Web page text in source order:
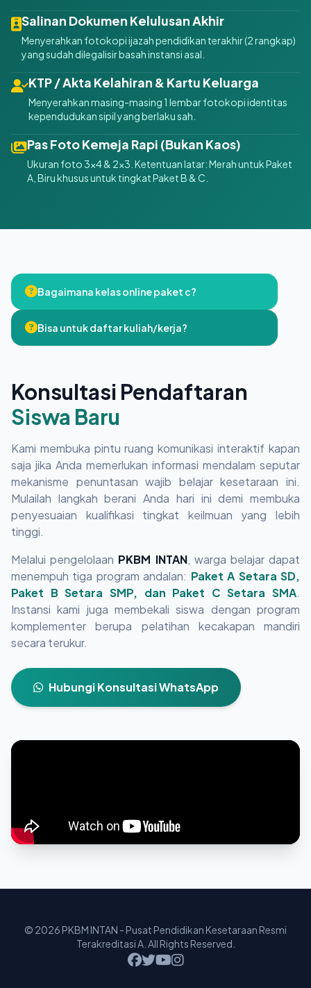
Salinan Dokumen Kelulusan Akhir
Menyerahkan fotokopi ijazah pendidikan terakhir (2 rangkap)
yang sudah dilegalisir basah instansi asal.
KTP / Akta Kelahiran & Kartu Keluarga
Menyerahkan masing-masing 1 lembar fotokopi identitas
kependudukan sipil yang berlaku sah.
Pas Foto Kemeja Rapi (Bukan Kaos)
Ukuran foto 3x4 & 2x3. Ketentuan latar: Merah untuk Paket
A, Biru khusus untuk tingkat Paket B & C.
Bagaimana kelas online paket c?
Bisa untuk daftar kuliah/kerja?
Konsultasi Pendaftaran
Siswa Baru
Kami membuka pintu ruang komunikasi interaktif kapan
saja jika Anda memerlukan informasi mendalam seputar
mekanisme penuntasan wajib belajar kesetaraan ini.
Mulailah langkah berani Anda hari ini demi membuka
penyesuaian kualifikasi tingkat keilmuan yang lebih
tinggi.
Melalui pengelolaan PKBM INTAN, warga belajar dapat
menempuh tiga program andalan: Paket A Setara SD,
Paket B Setara SMP, dan Paket C Setara SMA.
Instansi kami juga membekali siswa dengan program
komplementer berupa pelatihan kecakapan mandiri
secara terukur.
Hubungi Konsultasi WhatsApp
© 2026 PKBM INTAN - Pusat Pendidikan Kesetaraan Resmi
Terakreditasi A. All Rights Reserved.